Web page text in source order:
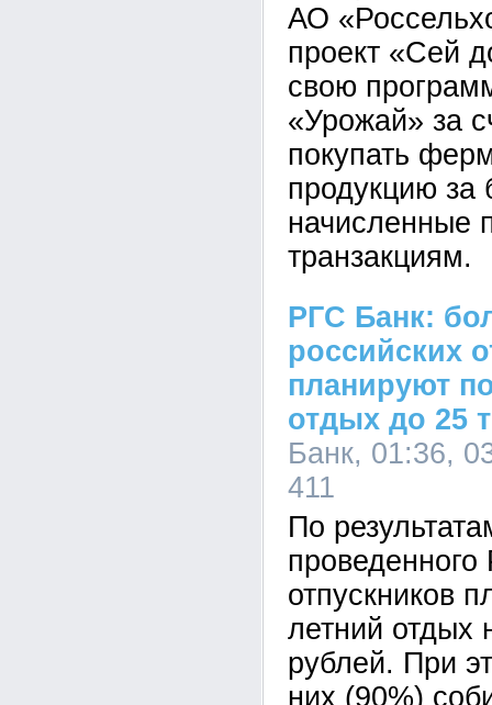
АО
проект «Сей
свою
«Урожай» за
покупать
продукцию за
начисленные
транзакциям.
РГС Банк:
российских
планируют
отдых до 25
Банк, 01:36,
411
По
отпускников
летний отдых
рублей. При
них (90%)